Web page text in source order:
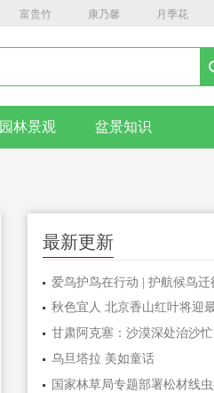
富贵竹 康乃馨 月季花
园林景观 盆景知识
最新更新
甘肃阿克塞：沙漠深处治沙忙
乌旦塔拉 美如童话